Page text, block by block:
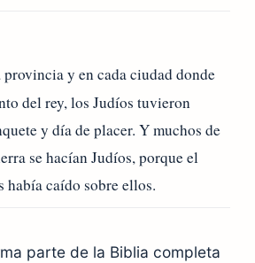
provincia y en cada ciudad donde
del rey, los Judíos tuvieron
y día de placer. Y muchos de
se hacían Judíos, porque el
había caído sobre ellos.
parte de la Biblia completa